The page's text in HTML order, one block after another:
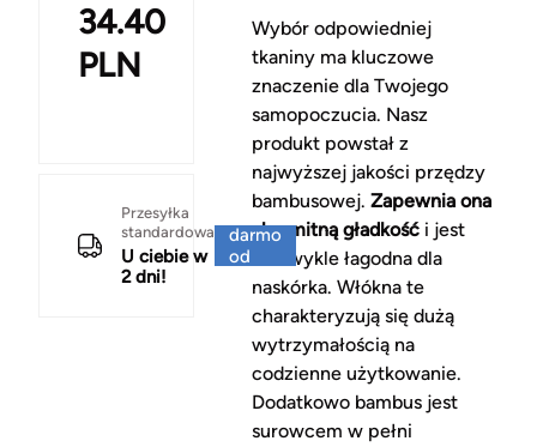
34.40
PLN
Przesyłka
standardowa
U ciebie w
2 dni!
darmo
od
150 zł
Wybór odpowiedniej
tkaniny ma kluczowe
znaczenie dla Twojego
samopoczucia. Nasz
produkt powstał z
najwyższej jakości przędzy
bambusowej. Zapewnia ona
aksamitną gładkośći jest
niezwykle łagodna dla
naskórka. Włókna te
charakteryzują się dużą
wytrzymałością na
codzienne użytkowanie.
Dodatkowo bambus jest
surowcem w pełni